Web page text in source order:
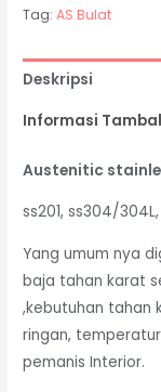
Tag:AS Bulat
Deskripsi
Informasi
Austenitic
ss201, ss304/304L,
Yang umum nya
baja tahan karat
,kebutuhan tahan
ringan,
pemanis Interior.